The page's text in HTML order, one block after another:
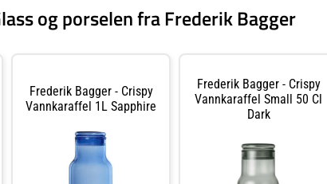
og porselen fra Frederik Bagger
Frederik Bagger - Crispy
Vannkaraffel 1L Sapphire
Frederik Bagger - Crispy
Vannkaraffel Small 50 Cl
Dark